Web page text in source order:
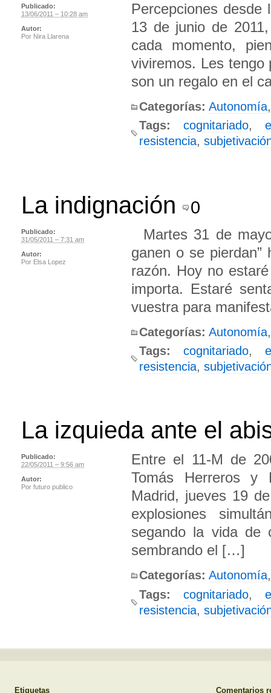
Percepciones
13 de junio de
cada momento,
viviremos. Les tengo
son un regalo en el
Categorías: Autonomía,
Tags:
cognitariado,
resistencia,
Publicado:
13/06/2011 – 10:28 am
Autor:
Por Nira Llarena
La indignación 0
Martes 31 de
ganen o se
razón. Hoy no
importa. Estaré
vuestra para
Categorías: Autonomía,
Tags:
cognitariado,
resistencia,
Publicado:
31/05/2011 – 7:31 am
Autor:
Por Elsa Lopez
La izquieda ante el
Entre el 11-M de
Tomás Herreros y
Madrid, jueves 19
explosiones
segando la vida de
sembrando el […]
Categorías: Autonomía,
Tags:
cognitariado,
resistencia,
Publicado:
22/05/2011 – 9:56 am
Autor:
Por futuro publico
Etiquetas Comentarios